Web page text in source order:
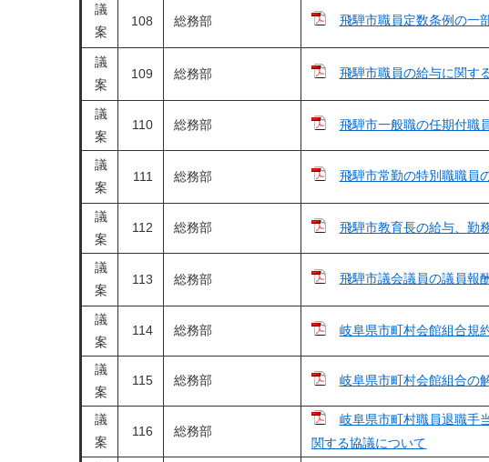
議
案
108 総務部 飛騨市職員定数条例の一
議
案
109 総務部 飛騨市職員の給与に関す
議
案
110 総務部 飛騨市一般職の任期付職
議
案
111 総務部 飛騨市常勤の特別職職員
議
案
112 総務部 飛騨市教育長の給与、勤
議
案
113 総務部 飛騨市議会議員の議員報
議
案
114 総務部 岐阜県市町村会館組合規
議
案
115 総務部 岐阜県市町村会館組合の
議
案
116 ​総務部
岐阜県市町村職員退職手
関する協議について